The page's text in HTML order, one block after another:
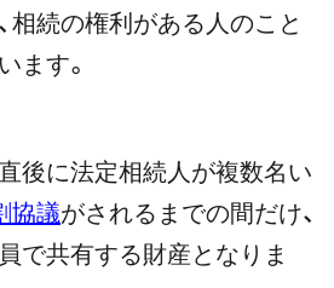
相続の権利がある人のこと
ます。
後に法定相続人が複数名い
協議がされるまでの間だけ、
で共有する財産となりま